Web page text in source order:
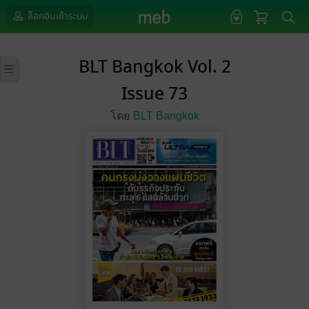
ล็อกอินเข้าระบบ
BLT Bangkok Vol. 2
Issue 73
โดย BLT Bangkok